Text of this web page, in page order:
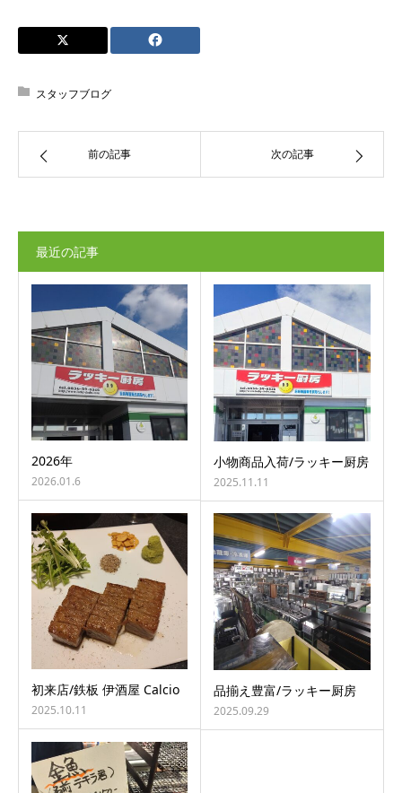
スタッフブログ
前の記事 次の記事
最近の記事
2026年
2026.01.6
小物商品入荷/ラッキー厨房
2025.11.11
初来店/鉄板 伊酒屋 Calcio
2025.10.11
品揃え豊富/ラッキー厨房
2025.09.29